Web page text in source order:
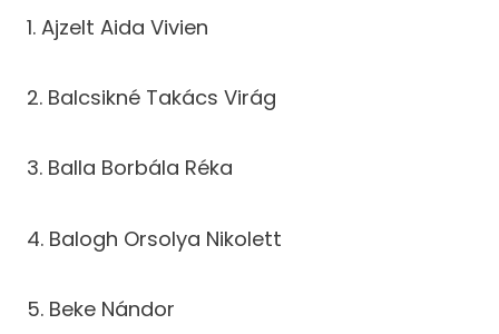
1. Ajzelt Aida Vivien
2. Balcsikné Takács Virág
3. Balla Borbála Réka
4. Balogh Orsolya Nikolett
5. Beke Nándor